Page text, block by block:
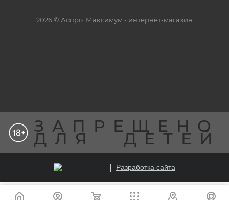
2026 © Аспро: Максимум - интернет-магазин
ЗАПРЕЩЕНО
ДЛЯ ДЕТЕЙ
Разработка сайта